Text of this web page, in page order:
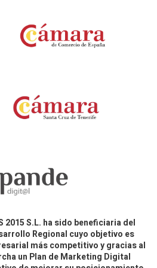
2015 S.L. ha sido beneficiaria del
Regional cuyo objetivo es
más competitivo y gracias al
un Plan de Marketing Digital